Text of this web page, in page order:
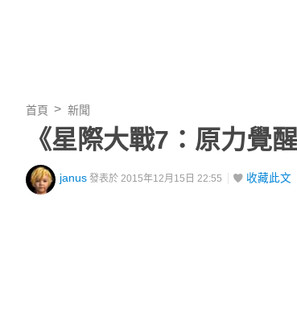
首頁 新聞
《星際大戰7：原力覺
janus 發表於 2015年12月15日 22:55 收藏此文